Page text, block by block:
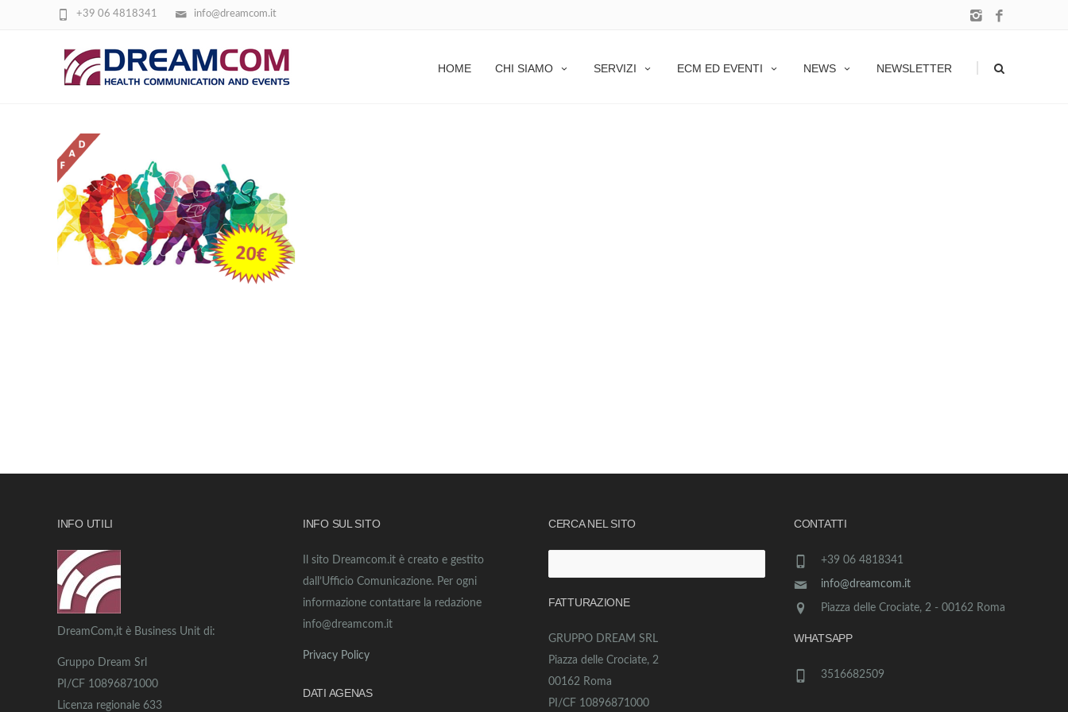
info@dreamcom.it
+39 06 4818341
HOME CHI SIAMO SERVIZI ECM ED EVENTI NEWS NEWSLETTER
MEDICINA DELLO SPORT A PAGAMENTO
INFO UTILI
DreamCom,it è Business Unit di:
Gruppo Dream Srl
PI/CF 10896871000
Licenza regionale 633
INFO SUL SITO
Il sito Dreamcom.it è creato e gestito
dall’Ufficio Comunicazione. Per ogni
informazione contattare la redazione
info@dreamcom.it
Privacy Policy
DATI AGENAS
CERCA NEL SITO
per:
FATTURAZIONE
GRUPPO DREAM SRL
Piazza delle Crociate, 2
00162 Roma
PI/CF 10896871000
CONTATTI
+39 06 4818341
info@dreamcom.it
Piazza delle Crociate, 2 - 00162 Roma
WHATSAPP
3516682509